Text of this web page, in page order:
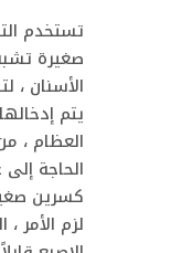
تستخدم
صغيرة
الأسنان ،
يتم
العظام ،
الحاجة
كسرين
لزم الأمر